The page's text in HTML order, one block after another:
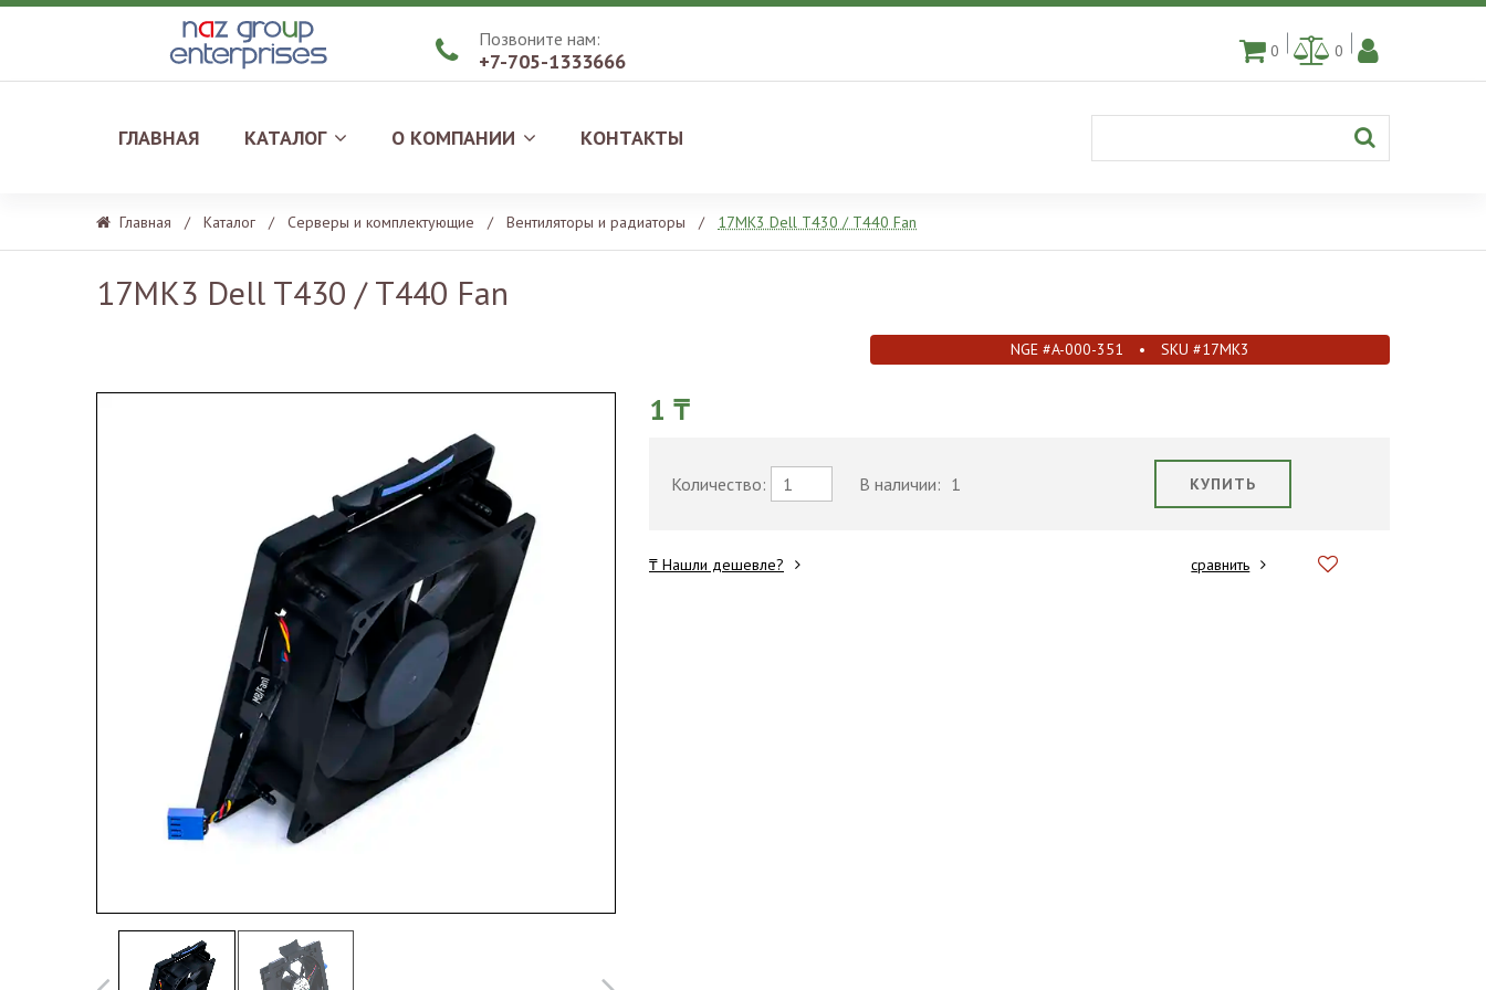
 Позвоните нам:
+7-705-1333666 0 0
ГЛАВНАЯ КАТАЛОГ О КОМПАНИИ КОНТАКТЫ
Главная / Каталог / Серверы и комплектующие / Вентиляторы и радиаторы / 17MK3 Dell T430 / T440 Fan
17MK3 Dell T430 / T440 Fan
NGE #A-000-351 • SKU #17MK3
1 ₸
Количество: В наличии: 1 КУПИТЬ
₸ Нашли дешевле? сравнить